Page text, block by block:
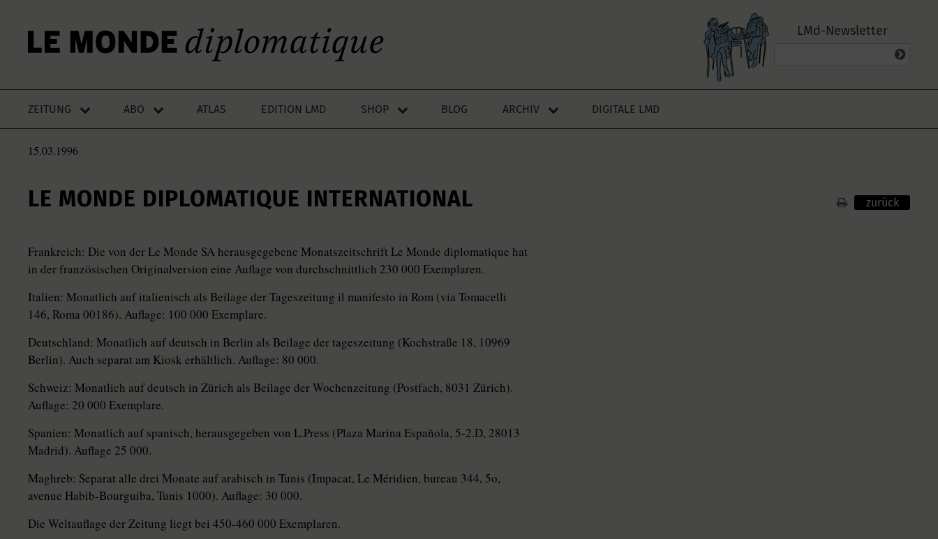
LMd-Newsletter
ZEITUNG ABO ATLAS EDITION LMD SHOP BLOG ARCHIV DIGITALE LMD
15.03.1996
LE MONDE DIPLOMATIQUE INTERNATIONAL zurück
Frankreich: Die von der Le Monde SA herausgegebene Monatszeitschrift Le Monde diplomatique hat
in der französischen Originalversion eine Auflage von durchschnittlich 230 000 Exemplaren.
Italien: Monatlich auf italienisch als Beilage der Tageszeitung il manifesto in Rom (via Tomacelli
146, Roma 00186). Auflage: 100 000 Exemplare.
Deutschland: Monatlich auf deutsch in Berlin als Beilage der tageszeitung (Kochstraße 18, 10969
Berlin). Auch separat am Kiosk erhältlich. Auflage: 80 000.
Schweiz: Monatlich auf deutsch in Zürich als Beilage der Wochenzeitung (Postfach, 8031 Zürich).
Auflage: 20 000 Exemplare.
Spanien: Monatlich auf spanisch, herausgegeben von L.Press (Plaza Marina Española, 5-2.D, 28013
Madrid). Auflage 25 000.
Maghreb: Separat alle drei Monate auf arabisch in Tunis (Impacat, Le Méridien, bureau 344, 5o,
avenue Habib-Bourguiba, Tunis 1000). Auflage: 30 000.
Die Weltauflage der Zeitung liegt bei 450-460 000 Exemplaren.